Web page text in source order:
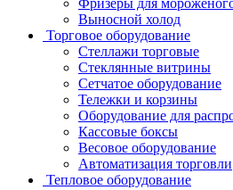
Фризеры для
Выносной холод
Торговое оборудование
Стеллажи торговые
Стеклянные витрины
Сетчатое оборудование
Тележки и корзины
Оборудование для
Кассовые боксы
Весовое оборудование
Автоматизация торговли
Тепловое оборудование